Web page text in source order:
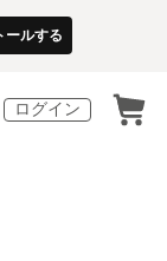
ールする
ログイン